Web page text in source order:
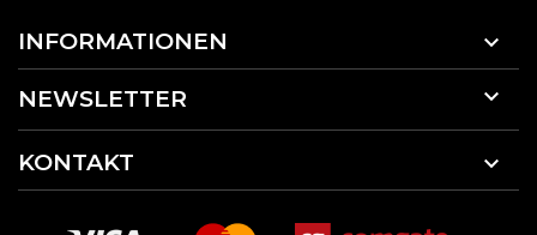
INFORMATIONEN 
NEWSLETTER 
KONTAKT 